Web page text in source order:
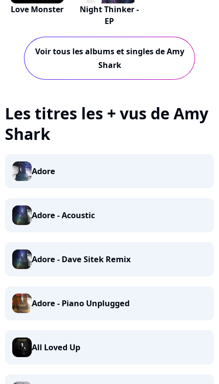
Love Monster
Night Thinker -
EP
Voir tous les albums et singles de Amy
Shark
Les titres les + vus de Amy
Shark
Adore
Adore - Acoustic
Adore - Dave Sitek Remix
Adore - Piano Unplugged
All Loved Up